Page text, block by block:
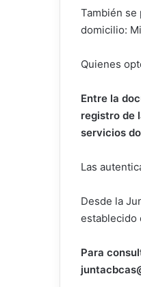
También
domicilio:
Quienes
Entre la
registro de
servicios
Las
Desde la
establecido
Para